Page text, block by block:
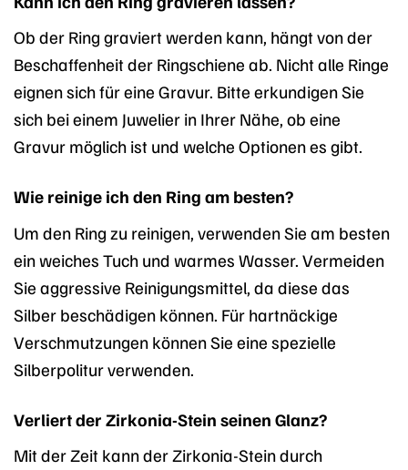
Ob der Ring graviert werden kann, hängt von der
Beschaffenheit der Ringschiene ab. Nicht alle Ringe
eignen sich für eine Gravur. Bitte erkundigen Sie
sich bei einem Juwelier in Ihrer Nähe, ob eine
Gravur möglich ist und welche Optionen es gibt.
Wie reinige ich den Ring am besten?
Um den Ring zu reinigen, verwenden Sie am besten
ein weiches Tuch und warmes Wasser. Vermeiden
Sie aggressive Reinigungsmittel, da diese das
Silber beschädigen können. Für hartnäckige
Verschmutzungen können Sie eine spezielle
Silberpolitur verwenden.
Verliert der Zirkonia-Stein seinen Glanz?
Mit der Zeit kann der Zirkonia-Stein durch